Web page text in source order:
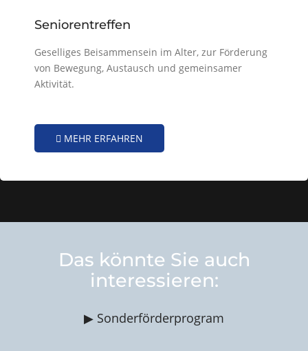
Seniorentreffen
Geselliges Beisammensein im Alter, zur Förderung
von Bewegung, Austausch und gemeinsamer
Aktivität.
MEHR ERFAHREN
Das könnte Sie auch
interessieren:
▶ Sonderförderprogram